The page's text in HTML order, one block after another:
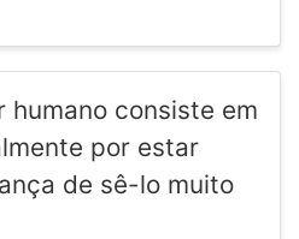
humano consiste em
por estar
de sê-lo muito